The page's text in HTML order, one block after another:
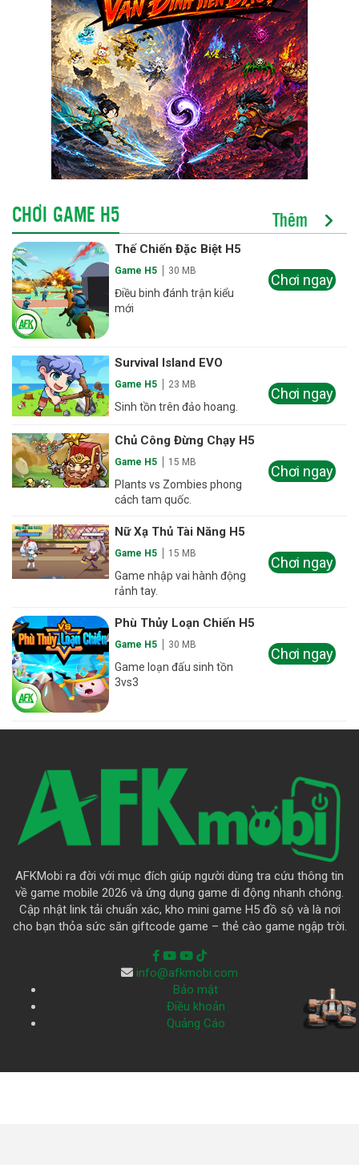
CHƠI GAME H5 Thêm
Thế Chiến Đặc Biệt H5
Game H5 30 MB
Điều binh đánh trận kiểu
mới
Chơi ngay
Survival Island EVO
Game H5 23 MB
Sinh tồn trên đảo hoang.
Chơi ngay
Chủ Công Đừng Chạy H5
Game H5 15 MB
Plants vs Zombies phong
cách tam quốc.
Chơi ngay
Nữ Xạ Thủ Tài Năng H5
Game H5 15 MB
Game nhập vai hành động
rảnh tay.
Chơi ngay
Phù Thủy Loạn Chiến H5
Game H5 30 MB
Game loạn đấu sinh tồn
3vs3
Chơi ngay
AFKMobi ra đời với mục đích giúp người dùng tra cứu thông tin
về game mobile 2026 và ứng dụng game di động nhanh chóng.
Cập nhật link tải chuẩn xác, kho mini game H5 đồ sộ và là nơi
cho bạn thỏa sức săn giftcode game – thẻ cào game ngập trời.
info@afkmobi.com
Bảo mật
Điều khoản
Quảng Cáo